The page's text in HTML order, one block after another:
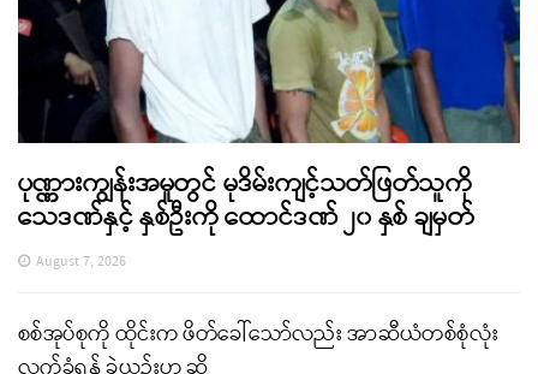
ပုဏ္ဏားကျွန်းအမှုတွင် မုဒိမ်းကျင့်သတ်ဖြတ်သူကို
သေဒဏ်နှင့် နှစ်ဦးကို ထောင်ဒဏ် ၂၀ နှစ် ချမှတ်
August 7, 2026
စစ်အုပ်စုကို ထိုင်းက ဖိတ်ခေါ်သော်လည်း အာဆီယံတစ်စုံလုံး